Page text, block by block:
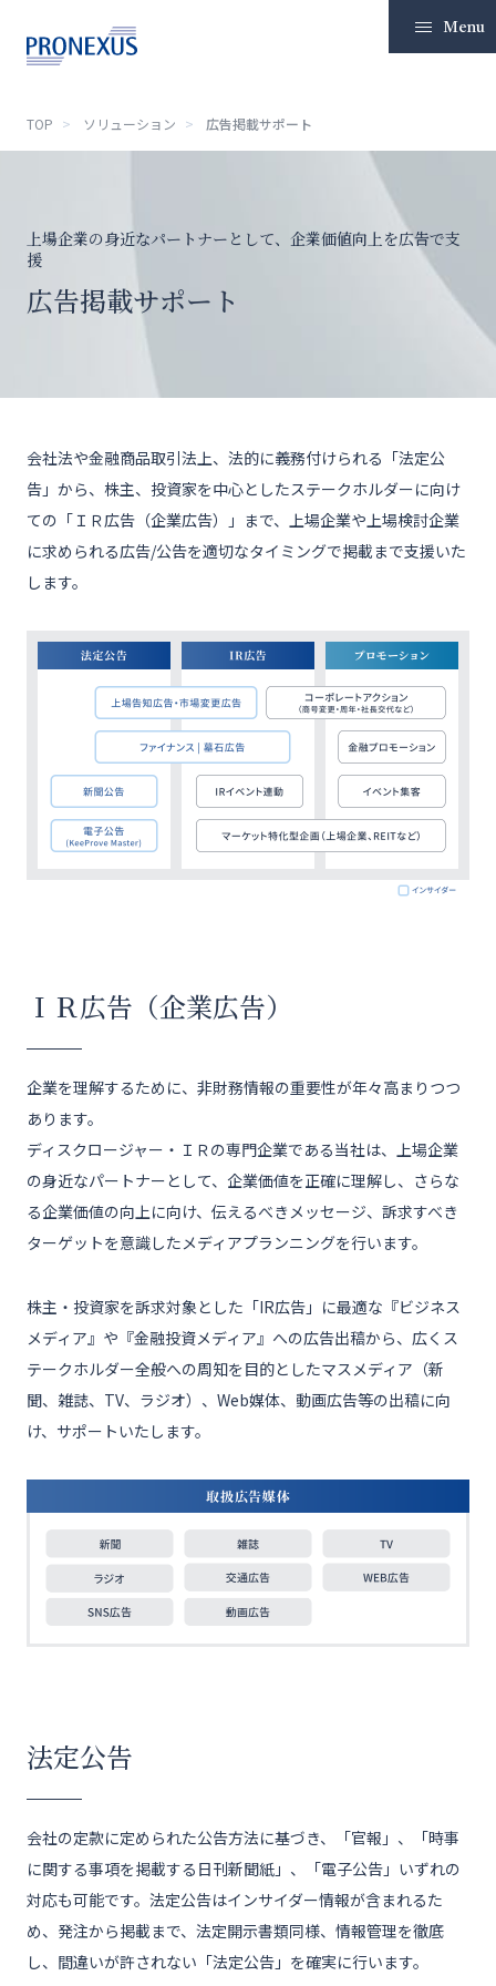
Menu
企業情報
ソリューション
サステナビリティ
採用
お問い合わせ
公式X
TOP ソリューション 広告掲載サポート
上場企業の身近なパートナーとして、企業価値向上を広告で支
援
広告掲載サポート
会社法や金融商品取引法上、法的に義務付けられる「法定公
告」から、株主、投資家を中心としたステークホルダーに向け
ての「ＩＲ広告（企業広告）」まで、上場企業や上場検討企業
に求められる広告/公告を適切なタイミングで掲載まで支援いた
します。
ＩＲ広告（企業広告）
企業を理解するために、非財務情報の重要性が年々高まりつつ
あります。
ディスクロージャー・ＩＲの専門企業である当社は、上場企業
の身近なパートナーとして、企業価値を正確に理解し、さらな
る企業価値の向上に向け、伝えるべきメッセージ、訴求すべき
ターゲットを意識したメディアプランニングを行います。
株主・投資家を訴求対象とした「IR広告」に最適な『ビジネス
メディア』や『金融投資メディア』への広告出稿から、広くス
テークホルダー全般への周知を目的としたマスメディア（新
聞、雑誌、TV、ラジオ）、Web媒体、動画広告等の出稿に向
け、サポートいたします。
法定公告
会社の定款に定められた公告方法に基づき、「官報」、「時事
に関する事項を掲載する日刊新聞紙」、「電子公告」いずれの
対応も可能です。法定公告はインサイダー情報が含まれるた
め、発注から掲載まで、法定開示書類同様、情報管理を徹底
し、間違いが許されない「法定公告」を確実に行います。